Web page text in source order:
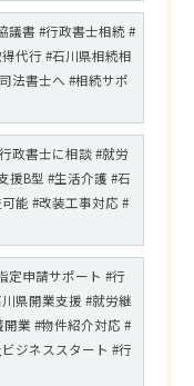
議書 #行政書士相続 #
代行 #石川県相続相
法書士へ #相続サポ
政書士に相談 #就労
援B型 #生活介護 #石
能 #改装工事対応 #
定申請サポート #行
県開業支援 #就労継
業 #物件紹介対応 #
ジネススタート #行